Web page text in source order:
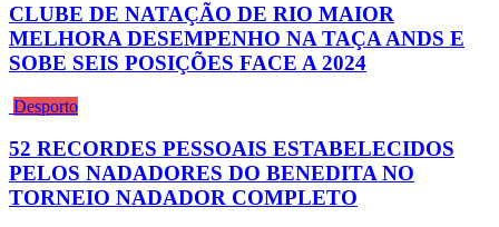
CLUBE DE NATAÇÃO DE RIO MAIOR
MELHORA DESEMPENHO NA TAÇA ANDS E
SOBE SEIS POSIÇÕES FACE A 2024
Desporto
52 RECORDES PESSOAIS ESTABELECIDOS
PELOS NADADORES DO BENEDITA NO
TORNEIO NADADOR COMPLETO